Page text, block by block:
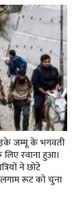
जम्मू के भगवती
लिए रवाना हुआ।
ने छोटे
रूट को चुना